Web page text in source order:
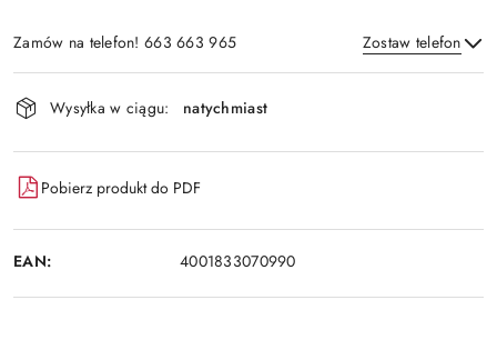
Zamów na telefon! 663 663 965 Zostaw telefon
Dostępność
i
dostawa
Wysyłka w ciągu: natychmiast
Pobierz produkt do PDF
EAN: 4001833070990